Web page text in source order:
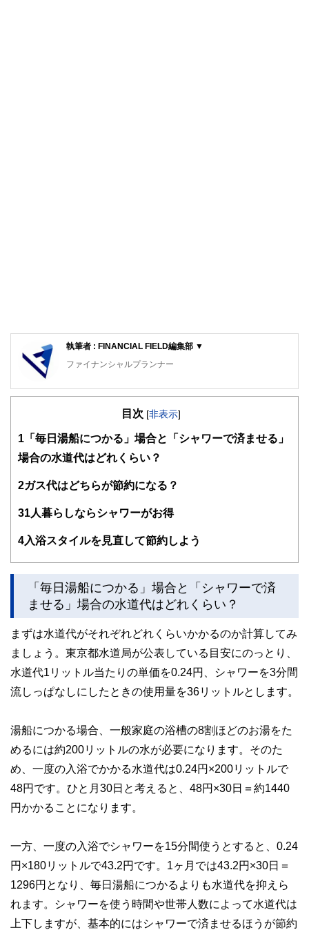
執筆者 : FINANCIAL FIELD編集部 ▼
ファイナンシャルプランナー
FinancialField編集部は、金融、経済に関する記事を、日々
知識がない方でも理解できるようわかりやすく発信していま
得者を中心に「お金や暮らし」に関する書籍・雑誌の編集経
関わることで、読者目線のコンテンツを追求しています。
FinancialFieldの特徴は、ファイナンシャルプランナー、弁
ドバイザー、DCプランナー、公認会計士、社会保険労務
士、行政書士、投資アナリスト、キャリアコンサルタントな
をわかりやすく発信している点です。
このように編集経験豊富なメンバーと金融や経済に精通した
執筆者・監修者による執筆体制を築くことで、内容のわかり
やすさはもちろんのこと、読み応えのあるコンテンツと確か
私たちは、快適でより良い生活のアイデアを提供するお金の
コンシェルジュを目指します。
目次 [非表示]
1
「毎日湯船につかる」場合と「シャワーで済ませる」
場合の水道代はどれくらい？
2ガス代はどちらが節約になる？
31人暮らしならシャワーがお得
4 入浴スタイルを見直して節約しよう
「毎日湯船につかる」場合と「シャワーで済
ませる」場合の水道代はどれくらい？
まずは水道代がそれぞれどれくらいかかるのか計算してみ
ましょう。東京都水道局が公表している目安にのっとり、
水道代1リットル当たりの単価を0.24円、シャワーを3分間
流しっぱなしにしたときの使用量を36リットルとします。
湯船につかる場合、一般家庭の浴槽の8割ほどのお湯をた
めるには約200リットルの水が必要になります。そのた
め、一度の入浴でかかる水道代は0.24円×200リットルで
48円です。ひと月30日と考えると、48円×30日＝約1440
円かかることになります。
一方、一度の入浴でシャワーを15分間使うとすると、0.24
円×180リットルで43.2円です。1ヶ月では43.2円×30日＝
1296円となり、毎日湯船につかるよりも水道代を抑えら
れます。シャワーを使う時間や世帯人数によって水道代は
上下しますが、基本的にはシャワーで済ませるほうが節約